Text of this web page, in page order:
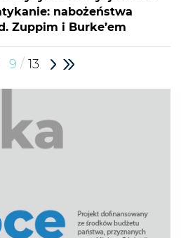
nabożeństwa
Zuppim i Burke’em
9 / 13